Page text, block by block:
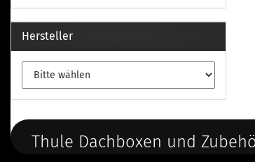
Hersteller
Thule Dachboxen und